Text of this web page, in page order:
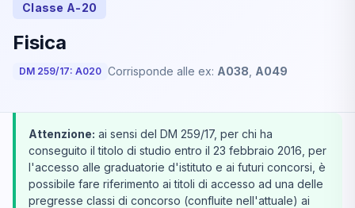
Classe A-20
Fisica
DM 259/17: A020 Corrisponde alle ex: A038 A049
Attenzione: ai sensi del DM 259/17, per chi ha
conseguito il titolo di studio entro il 23 febbraio 2016, per
l'accesso alle graduatorie d'istituto e ai futuri concorsi, è
possibile fare riferimento ai titoli di accesso ad una delle
pregresse classi di concorso (confluite nell'attuale) ai